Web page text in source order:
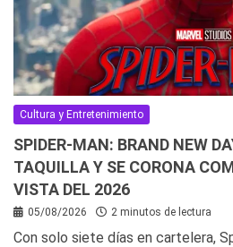
Cultura y Entretenimiento
SPIDER-MAN: BRAND NEW
TAQUILLA Y SE CORONA
VISTA DEL 2026
05/08/2026 2 minutos de lectura
Con solo siete días en cartelera,